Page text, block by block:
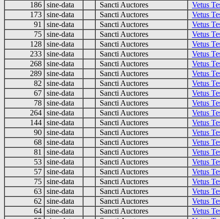
186 sine-data Sancti Auctores
Vetus
173 sine-data Sancti Auctores
Vetus
91
sine-data Sancti Auctores
Vetus
75 sine-data Sancti Auctores
Vetus
128 sine-data Sancti Auctores
Vetus
233 sine-data Sancti Auctores
Vetus
268 sine-data Sancti Auctores
Vetus
289 sine-data Sancti Auctores
Vetus
82
sine-data Sancti Auctores
Vetus
67 sine-data Sancti Auctores
Vetus
78 sine-data Sancti Auctores
Vetus
264 sine-data Sancti Auctores
Vetus
144 sine-data Sancti Auctores
Vetus
90 sine-data Sancti Auctores
Vetus
68 sine-data Sancti Auctores
Vetus
81
sine-data Sancti Auctores
Vetus
53 sine-data Sancti Auctores
Vetus
57 sine-data Sancti Auctores
Vetus
75 sine-data Sancti Auctores
Vetus
63 sine-data Sancti Auctores
Vetus
62
sine-data Sancti Auctores
Vetus
64 sine-data Sancti Auctores
Vetus